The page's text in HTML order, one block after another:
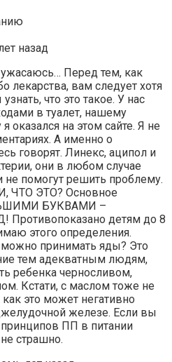
назад
ужасаюсь… Перед тем, как
лекарства, вам следует хотя
что это такое. У нас
в туалет, нашему
оказался на этом сайте. Я не
А именно о
говорят. Линекс, аципол и
они в любом случае
помогут решить проблему.
ЧТО ЭТО? Основное
БУКВАМИ –
детям до 8
этого определения.
можно принимать яды? Это
тем адекватным людям,
ребенка черносливом,
Кстати, с маслом тоже не
как это может негативно
железе. Если вы
ПП в питании
страшно.